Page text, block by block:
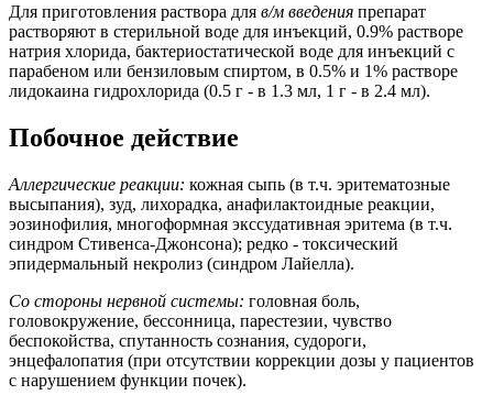
Для приготовления раствора для в/м введения препарат
растворяют в стерильной воде для инъекций, 0.9% растворе
натрия хлорида, бактериостатической воде для инъекций с
парабеном или бензиловым спиртом, в 0.5% и 1% растворе
лидокаина гидрохлорида (0.5 г - в 1.3 мл, 1 г - в 2.4 мл).
Побочное действие
Аллергические реакции: кожная сыпь (в т.ч. эритематозные
высыпания), зуд, лихорадка, анафилактоидные реакции,
эозинофилия, многоформная экссудативная эритема (в т.ч.
синдром Стивенса-Джонсона); редко - токсический
эпидермальный некролиз (синдром Лайелла).
Со стороны нервной системы: головная боль,
головокружение, бессонница, парестезии, чувство
беспокойства, спутанность сознания, судороги,
энцефалопатия (при отсутствии коррекции дозы у пациентов
с нарушением функции почек).